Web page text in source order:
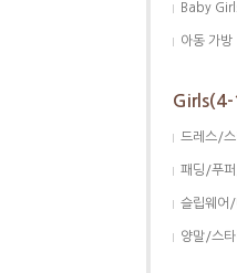
Baby
아동 가방
Girls(4-
드레스/
패딩/푸
슬립웨어/
양말/스